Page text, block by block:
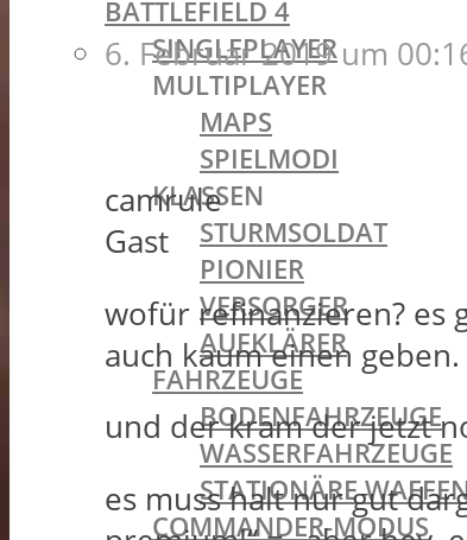
BATTLEFIELD 4
SINGLEPLAYER
MULTIPLAYER
MAPS
SPIELMODI
KLASSEN
STURMSOLDAT
PIONIER
VERSORGER
AUFKLÄRER
FAHRZEUGE
BODENFAHRZEUGE
WASSERFAHRZEUGE
STATIONÄRE
COMMANDER-MODUS
6. Februar 2019 um
camrule
Gast
wofür refinanzieren? es
auch kaum einen
und der kram der jetzt
es muss halt nur gut